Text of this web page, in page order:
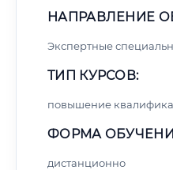
НАПРАВЛЕНИЕ
Экспертные
ТИП КУРСОВ:
повышение
ФОРМА
дистанционно